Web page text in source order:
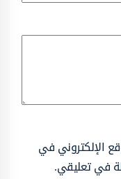
الإلكتروني في
في تعليقي.